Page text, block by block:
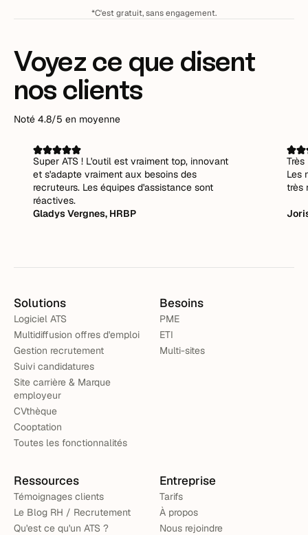
*C'est gratuit, sans engagement.
Voyez ce que disent
nos clients
Noté 4.8/5 en moyenne
Super ATS ! L'outil est vraiment top, innovant
et s'adapte vraiment aux besoins des
recruteurs. Les équipes d'assistance sont
réactives.
Gladys Vergnes, HRBP
Les
très
Solutions
Logiciel ATS
Multidiffusion offres d'emploi
Gestion recrutement
Suivi candidatures
Site carrière & Marque
employeur
CVthèque
Cooptation
Toutes les fonctionnalités
Besoins
PME
ETI
Multi-sites
Ressources
Témoignages clients
Le Blog RH / Recrutement
Qu'est ce qu'un ATS ?
Entreprise
Tarifs
À propos
Nous rejoindre